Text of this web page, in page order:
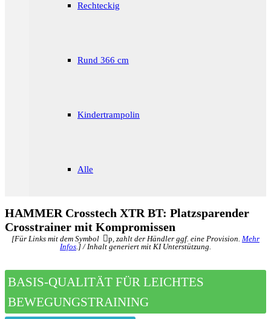
Rechteckig
Rund 366 cm
Kindertrampolin
Alle
HAMMER Crosstech XTR BT: Platzsparender
Crosstrainer mit Kompromissen
[Für Links mit dem Symbol p, zahlt der Händler ggf. eine Provision. Mehr
Infos.] / Inhalt generiert mit KI Unterstützung.
BASIS-QUALITÄT FÜR LEICHTES
BEWEGUNGSTRAINING